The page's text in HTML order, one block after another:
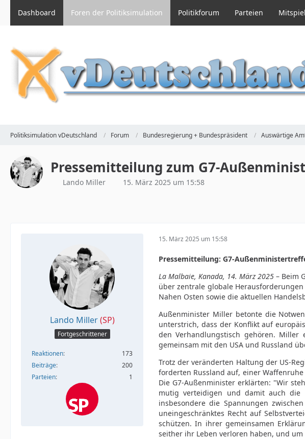
Dashboard Foren der Politiksimulation Politikforum Parteien
Politiksimulation vDeutschland Forum Bundesregierung + Bundespräsident Auswärtige
Pressemitteilung zum G7-
Lando Miller 15. März 2025 um 15:58
Lando Miller (SP)
Fortgeschrittener
Reaktionen
173
Beiträge
200
Parteien
1
15. März 2025 um 15:58
Pressemitteilung: G7-
La Malbaie, Kanada, 14. März 2025 – Beim
über zentrale globale
Nahen Osten sowie die aktuellen
Außenminister Miller betonte die
unterstrich, dass der Konflikt auf
den Verhandlungstisch gehören.
gemeinsam mit den USA und Russland
Trotz der veränderten Haltung der US-
forderten Russland auf, einer
Die G7-Außenminister erklärten: "Wir
mutig verteidigen und damit auch die
insbesondere die Spannungen
uneingeschränktes Recht auf
schützen. In ihrer gemeinsamen
seither ihr Leben verloren haben, und